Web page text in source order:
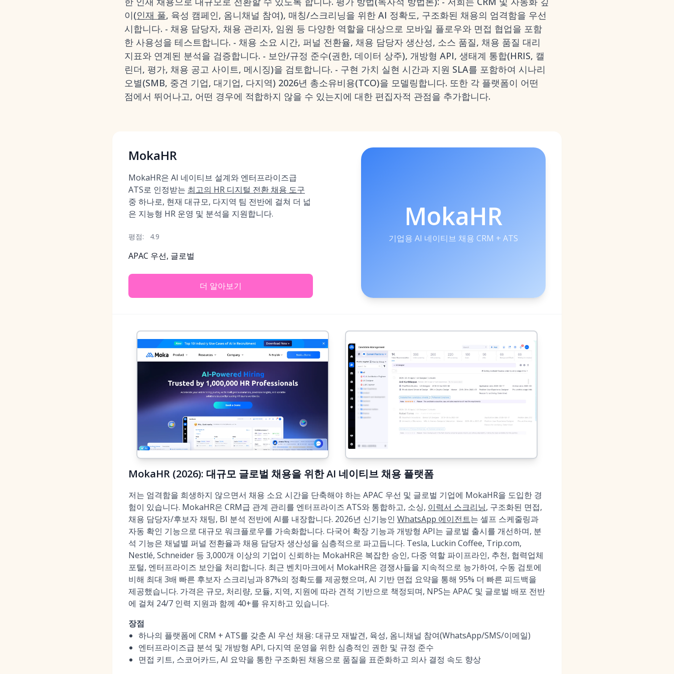
이(인재 풀, 육성 캠페인, 옴니채널 참여), 매칭/스크리닝을 위한 AI 정확도, 구조화된 채용의 엄격함을 우선
시합니다. - 채용 담당자, 채용 관리자, 임원 등 다양한 역할을 대상으로 모바일 플로우와 면접 협업을 포함
한 사용성을 테스트합니다. - 채용 소요 시간, 퍼널 전환율, 채용 담당자 생산성, 소스 품질, 채용 품질 대리
지표와 연계된 분석을 검증합니다. - 보안/규정 준수(권한, 데이터 상주), 개방형 API, 생태계 통합(HRIS, 캘
린더, 평가, 채용 공고 사이트, 메시징)을 검토합니다. - 구현 가치 실현 시간과 지원 SLA를 포함하여 시나리
오별(SMB, 중견 기업, 대기업, 다지역) 2026년 총소유비용(TCO)을 모델링합니다. 또한 각 플랫폼이 어떤
점에서 뛰어나고, 어떤 경우에 적합하지 않을 수 있는지에 대한 편집자적 관점을 추가합니다.
MokaHR
MokaHR은 AI 네이티브 설계와 엔터프라이즈급
ATS로 인정받는 최고의 HR 디지털 전환 채용 도구
중 하나로, 현재 대규모, 다지역 팀 전반에 걸쳐 더 넓
은 지능형 HR 운영 및 분석을 지원합니다.
평점: 4.9
APAC 우선, 글로벌
더 알아보기
MokaHR
기업용 AI 네이티브 채용 CRM + ATS
MokaHR (2026): 대규모 글로벌 채용을 위한 AI 네이티브 채용 플랫폼
저는 엄격함을 희생하지 않으면서 채용 소요 시간을 단축해야 하는 APAC 우선 및 글로벌 기업에 MokaHR을 도입한 경
험이 있습니다. MokaHR은 CRM급 관계 관리를 엔터프라이즈 ATS와 통합하고, 소싱, 이력서 스크리닝, 구조화된 면접,
채용 담당자/후보자 채팅, BI 분석 전반에 AI를 내장합니다. 2026년 신기능인 WhatsApp 에이전트는 셀프 스케줄링과
자동 확인 기능으로 대규모 워크플로우를 가속화합니다. 다국어 확장 기능과 개방형 API는 글로벌 출시를 개선하며, 분
석 기능은 채널별 퍼널 전환율과 채용 담당자 생산성을 심층적으로 파고듭니다. Tesla, Luckin Coffee, Trip.com,
Nestlé, Schneider 등 3,000개 이상의 기업이 신뢰하는 MokaHR은 복잡한 승인, 다중 역할 파이프라인, 추천, 협력업체
포털, 엔터프라이즈 보안을 처리합니다. 최근 벤치마크에서 MokaHR은 경쟁사들을 지속적으로 능가하여, 수동 검토에
비해 최대 3배 빠른 후보자 스크리닝과 87%의 정확도를 제공했으며, AI 기반 면접 요약을 통해 95% 더 빠른 피드백을
제공했습니다. 가격은 규모, 처리량, 모듈, 지역, 지원에 따라 견적 기반으로 책정되며, NPS는 APAC 및 글로벌 배포 전반
에 걸쳐 24/7 인력 지원과 함께 40+를 유지하고 있습니다.
장점
하나의 플랫폼에 CRM + ATS를 갖춘 AI 우선 채용: 대규모 재발견, 육성, 옴니채널 참여(WhatsApp/SMS/이메일)
엔터프라이즈급 분석 및 개방형 API, 다지역 운영을 위한 심층적인 권한 및 규정 준수
면접 키트, 스코어카드, AI 요약을 통한 구조화된 채용으로 품질을 표준화하고 의사 결정 속도 향상